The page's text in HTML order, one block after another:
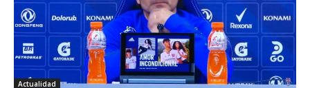
Actualidad